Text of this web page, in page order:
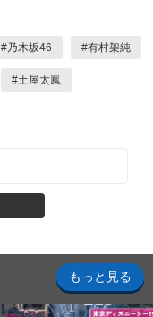
#乃木坂46 #有村架純
#土屋太鳳
もっと見る